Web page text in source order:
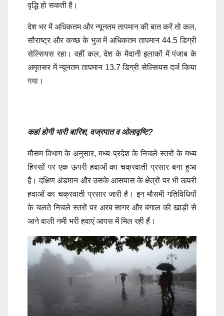
वृद्धि हो सकती है।
देश भर में अधिकतम और न्यूनतम तापमान की बात करें तो कल,
सौराष्ट्र और कच्छ के भुज में अधिकतम तापमान 44.5 डिग्री
सेल्सियस रहा। वहीं कल, देश के मैदानी इलाकों में पंजाब के
अमृतसर में न्यूनतम तापमान 13.7 डिग्री सेल्सियस दर्ज किया
गया।
कहां होगी भारी बारिश, वज्रपात व ओलावृष्टि?
मौसम विभाग के अनुसार, मध्य प्रदेश के निचले स्तरों के मध्य
हिस्सों पर एक ऊपरी हवाओं का चक्रवाती प्रसार बना हुआ
है। दक्षिण अंडमान और उसके आसपास के क्षेत्रों पर भी ऊपरी
हवाओं का चक्रवाती प्रसार जारी है। इन मौसमी गतिविधियों
के चलते निचले स्तरों पर अरब सागर और बंगाल की खाड़ी से
आने वाली नमी भरी हवाएं आपस में मिल रही हैं।